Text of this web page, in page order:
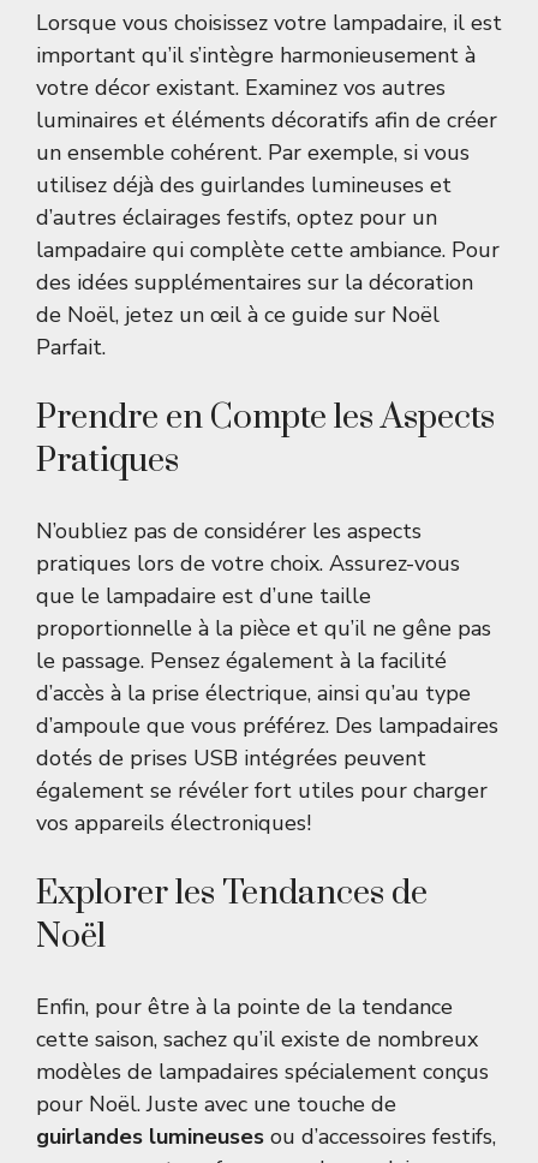
Lorsque vous choisissez votre lampadaire, il est
important qu’il s’intègre harmonieusement à
votre décor existant. Examinez vos autres
luminaires et éléments décoratifs afin de créer
un ensemble cohérent. Par exemple, si vous
utilisez déjà des guirlandes lumineuses et
d’autres éclairages festifs, optez pour un
lampadaire qui complète cette ambiance. Pour
des idées supplémentaires sur la décoration
de Noël, jetez un œil à ce guide sur Noël
Parfait.
Prendre en Compte les Aspects
Pratiques
N’oubliez pas de considérer les aspects
pratiques lors de votre choix. Assurez-vous
que le lampadaire est d’une taille
proportionnelle à la pièce et qu’il ne gêne pas
le passage. Pensez également à la facilité
d’accès à la prise électrique, ainsi qu’au type
d’ampoule que vous préférez. Des lampadaires
dotés de prises USB intégrées peuvent
également se révéler fort utiles pour charger
vos appareils électroniques!
Explorer les Tendances de
Noël
Enfin, pour être à la pointe de la tendance
cette saison, sachez qu’il existe de nombreux
modèles de lampadaires spécialement conçus
pour Noël. Juste avec une touche de
guirlandes lumineuses ou d’accessoires festifs,